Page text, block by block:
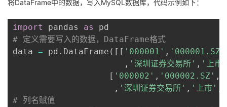
将DataFrame中的数据，写入MySQL数据库，代码示例如下：
import pandas as
# 定义需要写入的数据，DataFrame格式
data = pd . DataFrame ( [ [ '000001' , '000001.SZ'
, '深圳证券交易所' , '上市'
[ '000002' , '000002.SZ' ,
, '深圳证券交易所' , '上市'
# 列名赋值